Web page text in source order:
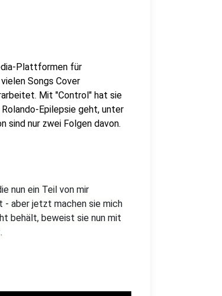
Plattformen für
Songs Cover
Mit "Control" hat sie
Epilepsie geht, unter
sind nur zwei Folgen davon.
nun ein Teil von mir
- aber jetzt machen sie mich
behält, beweist sie nun mit